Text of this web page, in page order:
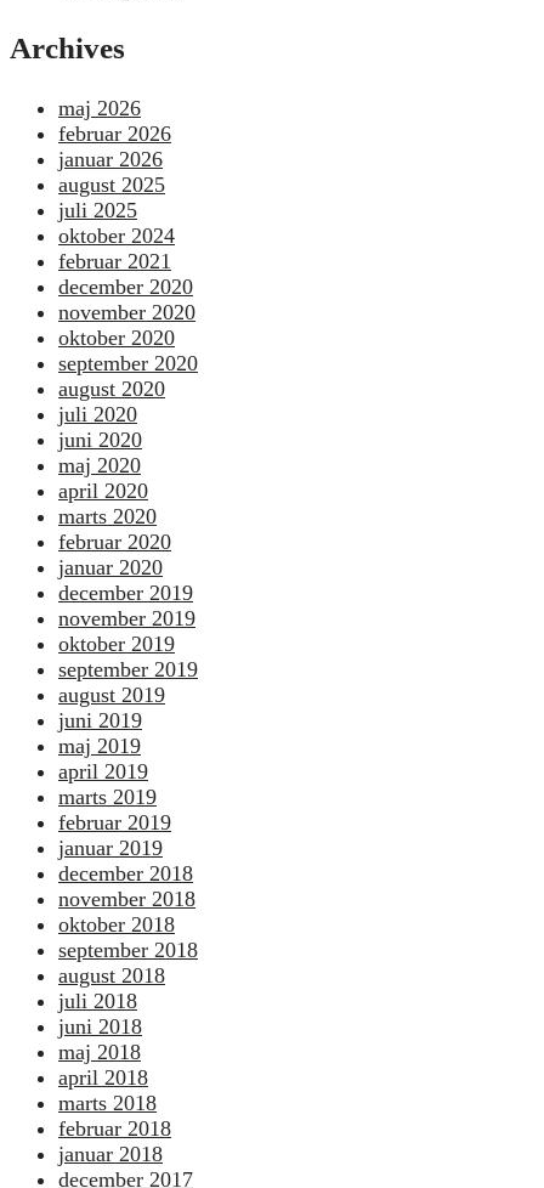
Archives
maj 2026
februar 2026
januar 2026
august 2025
juli 2025
oktober 2024
februar 2021
december 2020
november 2020
oktober 2020
september 2020
august 2020
juli 2020
juni 2020
maj 2020
april 2020
marts 2020
februar 2020
januar 2020
december 2019
november 2019
oktober 2019
september 2019
august 2019
juni 2019
maj 2019
april 2019
marts 2019
februar 2019
januar 2019
december 2018
november 2018
oktober 2018
september 2018
august 2018
juli 2018
juni 2018
maj 2018
april 2018
marts 2018
februar 2018
januar 2018
december 2017